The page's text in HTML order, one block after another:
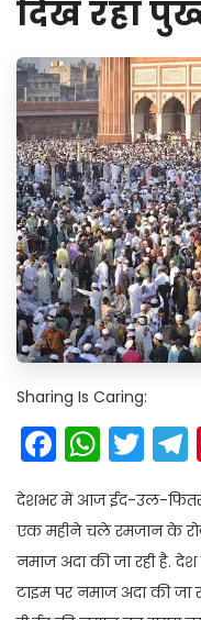
दिख रहा
Sharing Is Caring:
देशभर में आज ईद-उल-फितर
एक महीने चले रमजान के
नमाज अदा की जा रही
टाइम पर नमाज अदा की जा